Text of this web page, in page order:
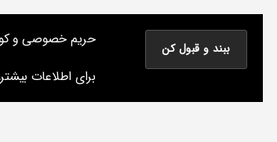
نوشته های پراکنده یک مسعود
نوشته‌های من درباره سینما، موسیقی و کتاب و
حریم خصوصی و
برای اطلاعات